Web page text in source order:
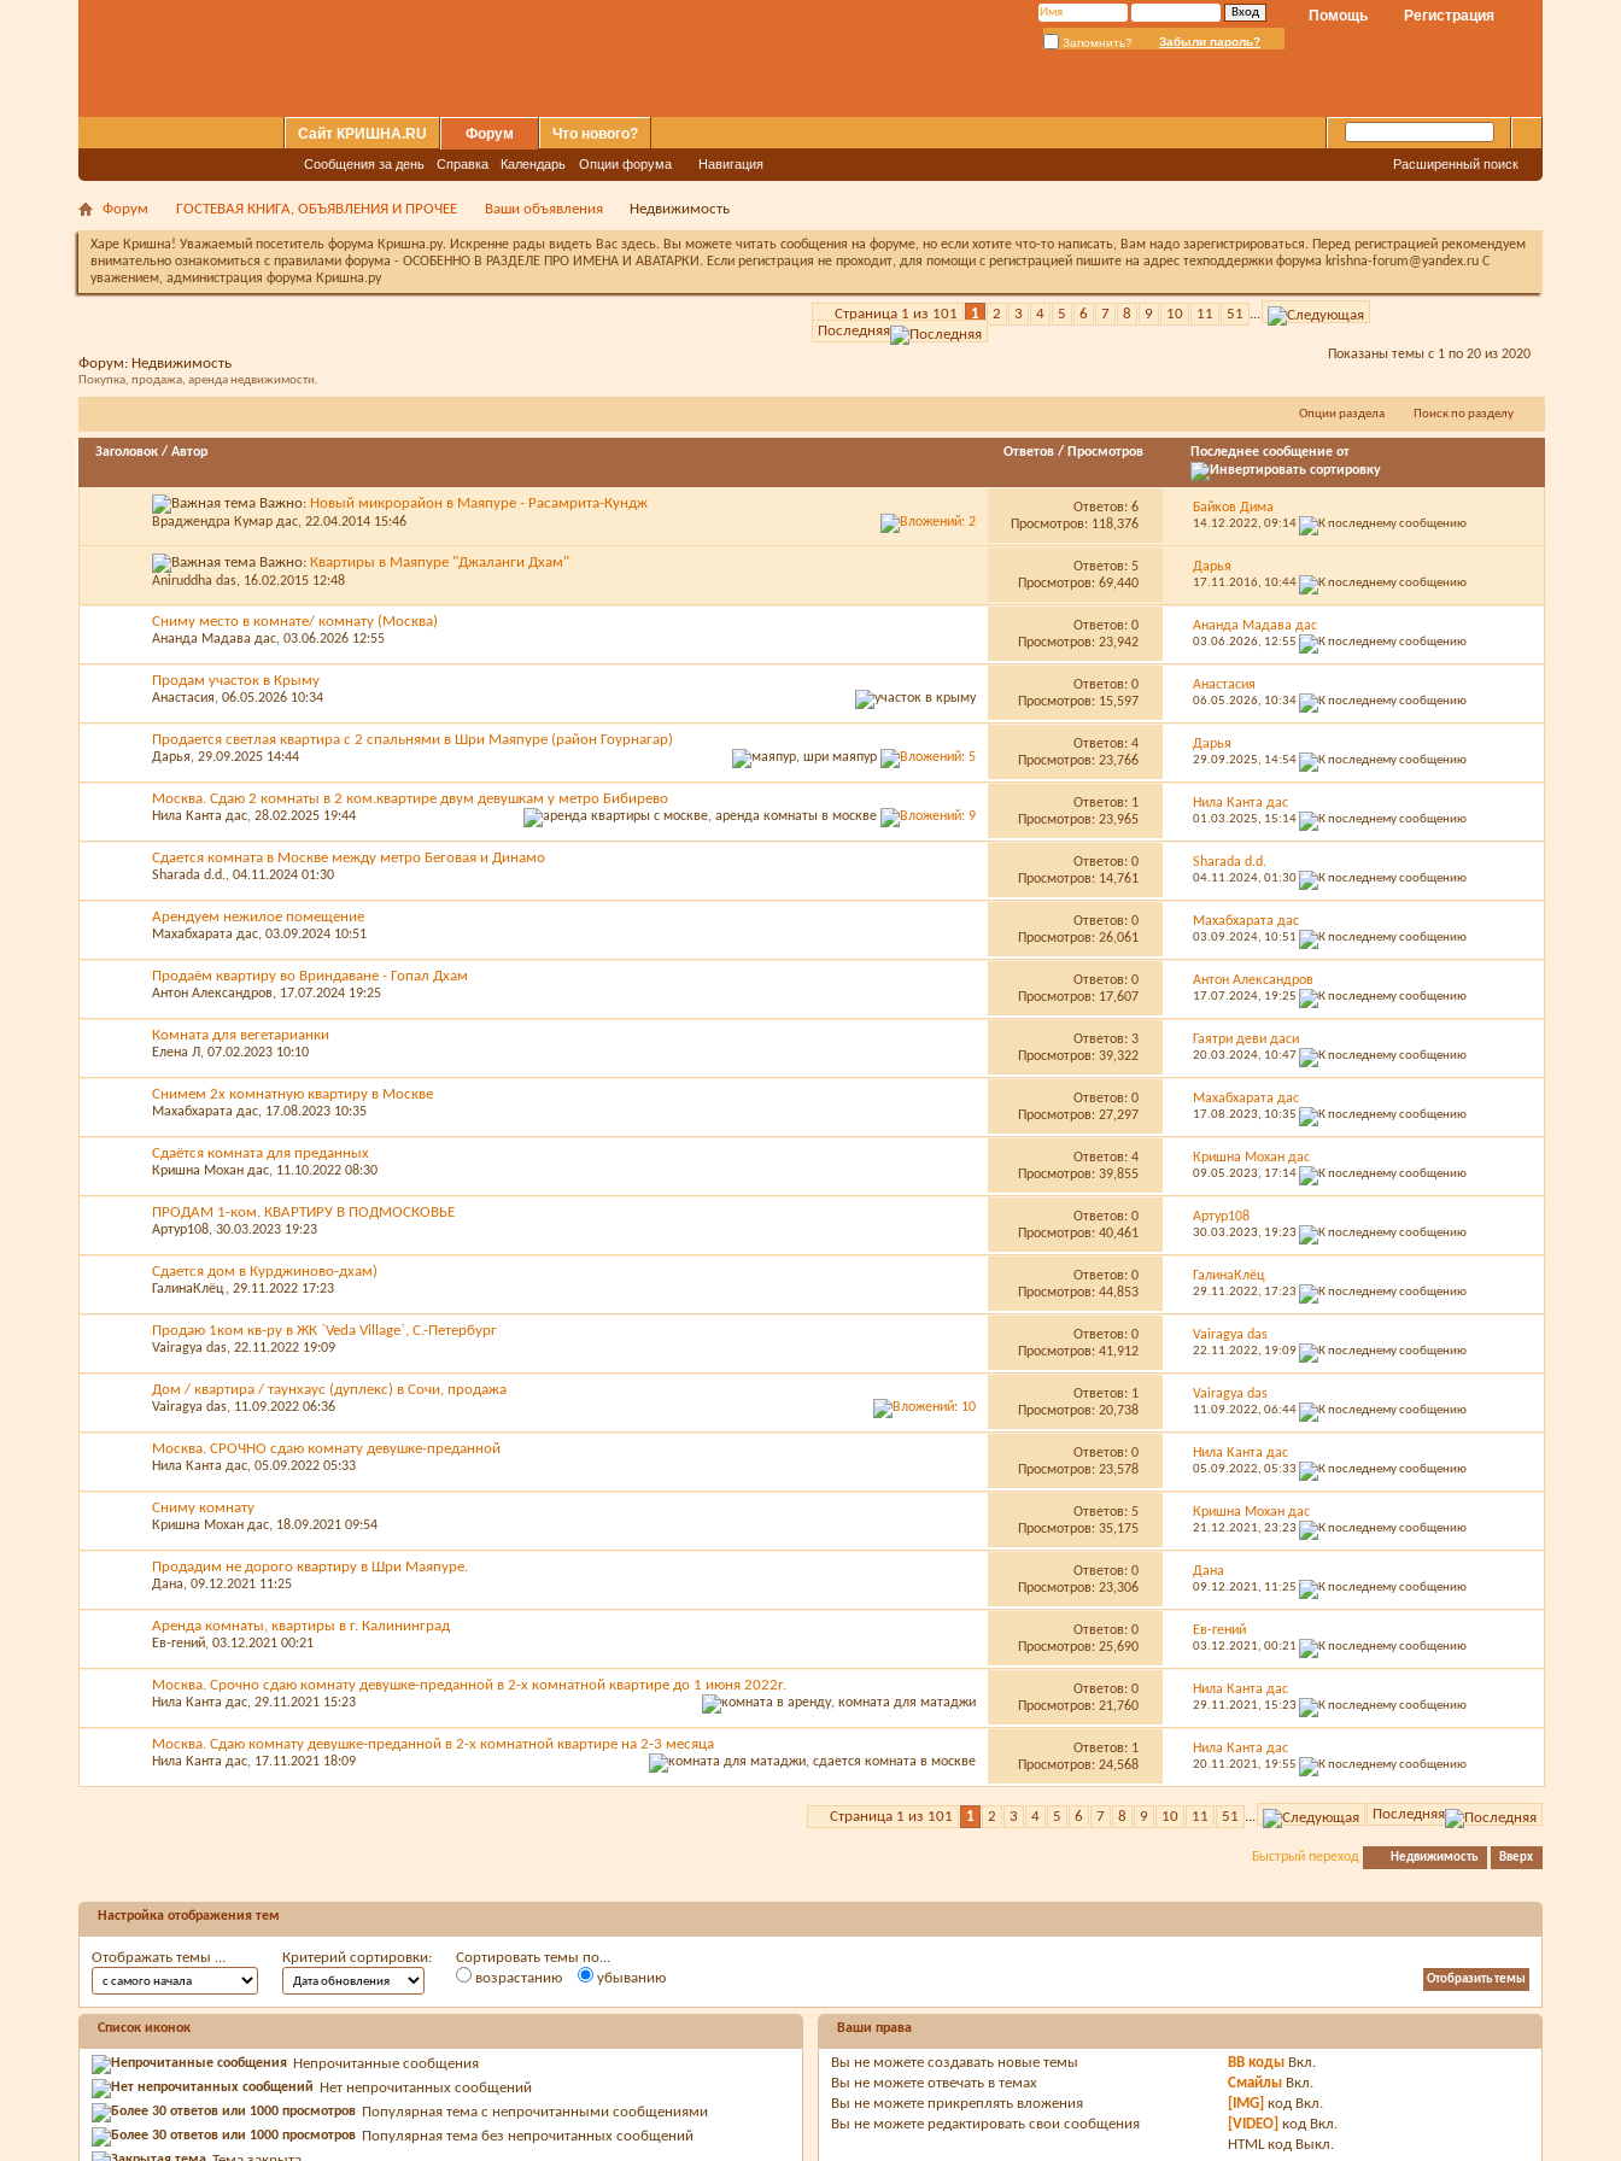
Регистрация
Помощь
Запомнить? Забыли пароль?
Сайт КРИШНА.RU Форум
Сообщения за день Справка Календарь Опции форума Навигация
Что нового?
Расширенный поиск
Форум ГОСТЕВАЯ КНИГА, ОБЪЯВЛЕНИЯ И ПРОЧЕЕ Ваши объявления Недвижимость
Харе Кришна! Уважаемый посетитель форума Кришна.ру. Искренне рады видеть Вас здесь. Вы можете читать сообщения на форуме, но если хотите что-то написать, Вам надо зарегистрироваться. Перед регистрацией рекомендуем
внимательно ознакомиться с правилами форума - ОСОБЕННО В РАЗДЕЛЕ ПРО ИМЕНА И АВАТАРКИ. Если регистрация не проходит, для помощи с регистрацией пишите на адрес техподдержки форума krishna-forum@yandex.ru С
уважением, администрация форума Кришна.ру
Страница 1 из 101 1 2 3 4 5 6 7 8 9 10 11 51 ...
Последняя
Показаны темы с 1 по 20 из 2020
Форум: Недвижимость
Покупка, продажа, аренда недвижимости.
Опции раздела Поиск по разделу
Заголовок / Автор Ответов / Просмотров Последнее сообщение от
Важно: Новый микрорайон в Маяпуре - Расамрита-Кундж
Враджендра Кумар дас, 22.04.2014 15:46
Ответов:6
Просмотров: 118,376
Байков Дима
14.12.2022, 09:14
Важно: Квартиры в Маяпуре "Джаланги Дхам"
Aniruddha das, 16.02.2015 12:48
Ответов:5
Просмотров: 69,440
Дарья
17.11.2016, 10:44
Сниму место в комнате/ комнату (Москва)
Ананда Мадава дас, 03.06.2026 12:55
Ответов:0
Просмотров: 23,942
Ананда Мадава дас
03.06.2026, 12:55
Продам участок в Крыму
Анастасия, 06.05.2026 10:34
Ответов:0
Просмотров: 15,597
Анастасия
06.05.2026, 10:34
Продается светлая квартира с 2 спальнями в Шри Маяпуре (район Гоурнагар)
Дарья, 29.09.2025 14:44
Ответов:4
Просмотров: 23,766
Дарья
29.09.2025, 14:54
Москва. Сдаю 2 комнаты в 2 ком.квартире двум девушкам у метро Бибирево
Нила Канта дас, 28.02.2025 19:44
Ответов: 1
Просмотров: 23,965
Нила Канта дас
01.03.2025, 15:14
Сдается комната в Москве между метро Беговая и Динамо
Sharada d.d., 04.11.2024 01:30
Ответов:0
Просмотров: 14,761
Sharada d.d.
04.11.2024, 01:30
Арендуем нежилое помещение
Махабхарата дас, 03.09.2024 10:51
Ответов:0
Просмотров: 26,061
Махабхарата дас
03.09.2024, 10:51
Продаём квартиру во Вриндаване - Гопал Дхам
Антон Александров, 17.07.2024 19:25
Ответов:0
Просмотров: 17,607
Антон Александров
17.07.2024, 19:25
Комната для вегетарианки
Елена Л, 07.02.2023 10:10
Ответов:3
Просмотров: 39,322
Гаятри деви даси
20.03.2024, 10:47
Снимем 2х комнатную квартиру в Москве
Махабхарата дас, 17.08.2023 10:35
Ответов:0
Просмотров: 27,297
Махабхарата дас
17.08.2023, 10:35
Сдаётся комната для преданных
Кришна Мохан дас, 11.10.2022 08:30
Ответов:4
Просмотров: 39,855
Кришна Мохан дас
09.05.2023, 17:14
ПРОДАМ 1-ком. КВАРТИРУ В ПОДМОСКОВЬЕ
Артур108, 30.03.2023 19:23
Ответов:0
Просмотров: 40,461
Артур108
30.03.2023, 19:23
Сдается дом в Курджиново-дхам)
ГалинаКлёц, 29.11.2022 17:23
Ответов:0
Просмотров: 44,853
ГалинаКлёц
29.11.2022, 17:23
Продаю 1ком кв-ру в ЖК `Veda Village`, С.-Петербург
Vairagya das, 22.11.2022 19:09
Ответов:0
Просмотров: 41,912
Vairagya das
22.11.2022, 19:09
Дом / квартира / таунхаус (дуплекс) в Сочи, продажа
Vairagya das, 11.09.2022 06:36
Ответов: 1
Просмотров: 20,738
Vairagya das
11.09.2022, 06:44
Москва. СРОЧНО сдаю комнату девушке-преданной
Нила Канта дас, 05.09.2022 05:33
Ответов:0
Просмотров: 23,578
Нила Канта дас
05.09.2022, 05:33
Сниму комнату
Кришна Мохан дас, 18.09.2021 09:54
Ответов:5
Просмотров: 35,175
Кришна Мохан дас
21.12.2021, 23:23
Продадим не дорого квартиру в Шри Маяпуре.
Дана, 09.12.2021 11:25
Ответов:0
Просмотров: 23,306
Дана
09.12.2021, 11:25
Аренда комнаты, квартиры в г. Калининград
Ев-гений, 03.12.2021 00:21
Ответов:0
Просмотров: 25,690
Ев-гений
03.12.2021, 00:21
Москва. Срочно сдаю комнату девушке-преданной в 2-х комнатной квартире до 1 июня 2022г.
Нила Канта дас, 29.11.2021 15:23
Ответов:0
Просмотров: 21,760
Нила Канта дас
29.11.2021, 15:23
Москва. Сдаю комнату девушке-преданной в 2-х комнатной квартире на 2-3 месяца
Нила Канта дас, 17.11.2021 18:09
Ответов: 1
Просмотров: 24,568
Нила Канта дас
20.11.2021, 19:55
Страница 1 из 101 1 2 3 4 5 6 7 8 9 10 11 51 ... Последняя
Быстрый переход Недвижимость Вверх
Настройка отображения тем
Отображать темы ... Критерий сортировки:
Сортировать темы по...
возрастанию
убыванию
Список иконок
Непрочитанные сообщения
Нет непрочитанных сообщений
Популярная тема с непрочитанными сообщениями
Популярная тема без непрочитанных сообщений
Ваши права
Выне можете создавать новые темы
Выне можете отвечать в темах
Выне можете прикреплять вложения
Выне можете редактировать свои сообщения
BB коды Вкл.
Смайлы Вкл.
[IMG] код Вкл.
[VIDEO] код Вкл.
HTML код Выкл.